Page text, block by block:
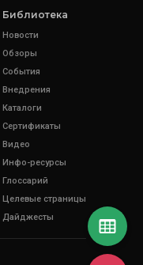
Библиотека
Новости
Обзоры
События
Внедрения
Каталоги
Сертификаты
Видео
Инфо-ресурсы
Глоссарий
Целевые страницы
Дайджесты